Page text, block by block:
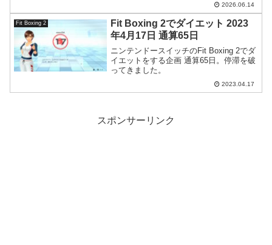
2026.06.14
Fit Boxing 2
Fit Boxing 2でダイエット 2023
年4月17日 通算65日
ニンテンドースイッチのFit Boxing 2でダ
イエットをする企画 通算65日。停滞を破
ってきました。
2023.04.17
スポンサーリンク